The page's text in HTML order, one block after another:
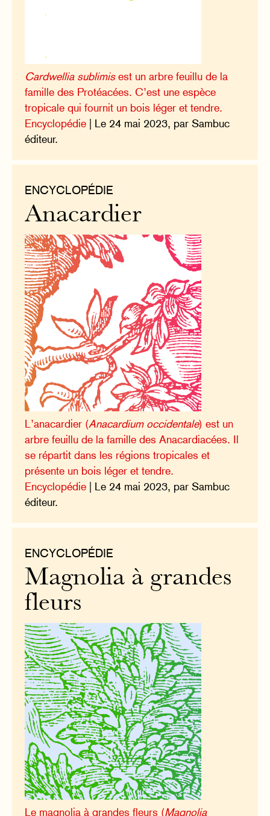
Cardwellia sublimisest un arbre feuillu de la
famille des Protéacées. C’est une espèce
tropicale qui fournit un bois léger et tendre.
Encyclopédie | Le 24 mai 2023, par Sambuc
éditeur.
ENCYCLOPÉDIE
Anacardier
L’anacardier (Anacardium occidentale) est un
arbre feuillu de la famille des Anacardiacées. Il
se répartit dans les régions tropicales et
présente un bois léger et tendre.
Encyclopédie | Le 24 mai 2023, par Sambuc
éditeur.
ENCYCLOPÉDIE
Magnolia à grandes
fleurs
Le magnolia à grandes fleurs (Magnolia